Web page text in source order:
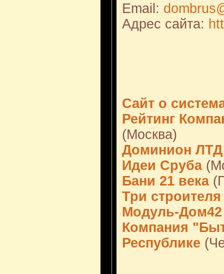
Email:
Адрес сайта:
Сайт о
Рейтинг
(Москва)
Доминион ЛТД
Идеи Сруба
Бани 21 века
Три строителя
Модуль-Дом42
Компания
Республике